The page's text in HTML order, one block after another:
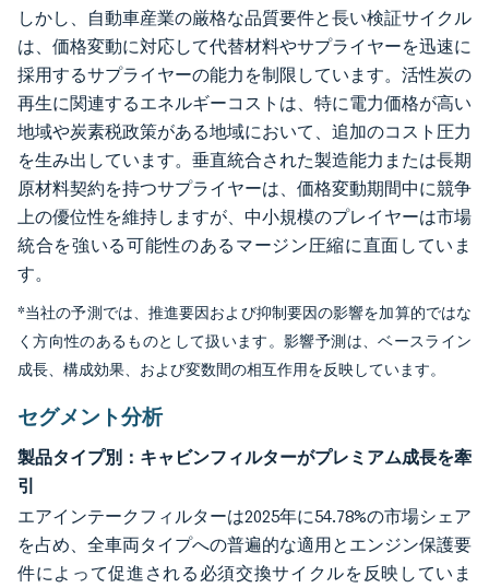
しかし、自動車産業の厳格な品質要件と長い検証サイクル
は、価格変動に対応して代替材料やサプライヤーを迅速に
採用するサプライヤーの能力を制限しています。活性炭の
再生に関連するエネルギーコストは、特に電力価格が高い
地域や炭素税政策がある地域において、追加のコスト圧力
を生み出しています。垂直統合された製造能力または長期
原材料契約を持つサプライヤーは、価格変動期間中に競争
上の優位性を維持しますが、中小規模のプレイヤーは市場
統合を強いる可能性のあるマージン圧縮に直面していま
す。
*当社の予測では、推進要因および抑制要因の影響を加算的ではな
く方向性のあるものとして扱います。影響予測は、ベースライン
成長、構成効果、および変数間の相互作用を反映しています。
セグメント分析
製品タイプ別：キャビンフィルターがプレミアム成長を牽
引
エアインテークフィルターは2025年に54.78%の市場シェア
を占め、全車両タイプへの普遍的な適用とエンジン保護要
件によって促進される必須交換サイクルを反映していま